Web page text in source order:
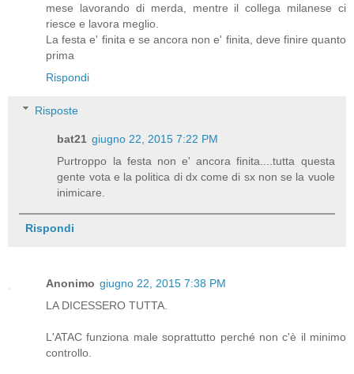
mese lavorando di merda, mentre il collega milanese ci
riesce e lavora meglio.
La festa e' finita e se ancora non e' finita, deve finire quanto
prima
Rispondi
Risposte
bat21 giugno 22, 2015 7:22 PM
Purtroppo la festa non e' ancora finita....tutta questa
gente vota e la politica di dx come di sx non se la vuole
inimicare.
Rispondi
Anonimo giugno 22, 2015 7:38 PM
LA DICESSERO TUTTA.
L'ATAC funziona male soprattutto perché non c'è il minimo
controllo.